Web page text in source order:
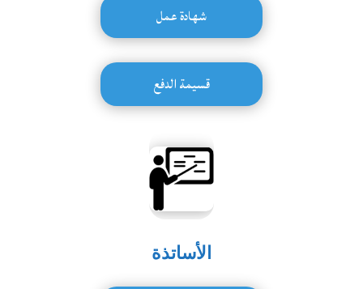
شهادة عمل
قسيمة الدفع
الأساتذة